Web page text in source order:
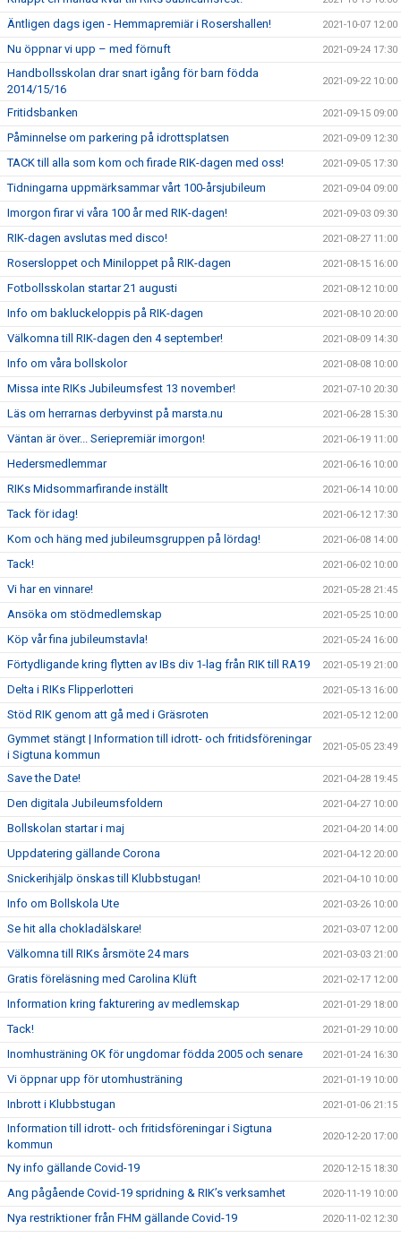
Äntligen dags igen - Hemmapremiär i Rosershallen! 2021-10-07 12:00
Nu öppnar vi upp – med förnuft 2021-09-24 17:30
Handbollsskolan drar snart igång för barn födda
2014/15/16
2021-09-22 10:00
Fritidsbanken 2021-09-15 09:00
Påminnelse om parkering på idrottsplatsen 2021-09-09 12:30
TACK till alla som kom och firade RIK-dagen med oss! 2021-09-05 17:30
Tidningarna uppmärksammar vårt 100-årsjubileum 2021-09-04 09:00
Imorgon firar vi våra 100 år med RIK-dagen! 2021-09-03 09:30
RIK-dagen avslutas med disco! 2021-08-27 11:00
Rosersloppet och Miniloppet på RIK-dagen 2021-08-15 16:00
Fotbollsskolan startar 21 augusti 2021-08-12 10:00
Info om bakluckeloppis på RIK-dagen 2021-08-10 20:00
Välkomna till RIK-dagen den 4 september! 2021-08-09 14:30
Info om våra bollskolor 2021-08-08 10:00
Missa inte RIKs Jubileumsfest 13 november! 2021-07-10 20:30
Läs om herrarnas derbyvinst på marsta.nu 2021-06-28 15:30
Väntan är över... Seriepremiär imorgon! 2021-06-19 11:00
Hedersmedlemmar 2021-06-16 10:00
RIKs Midsommarfirande inställt 2021-06-14 10:00
Tack för idag! 2021-06-12 17:30
Kom och häng med jubileumsgruppen på lördag! 2021-06-08 14:00
Tack! 2021-06-02 10:00
Vi har en vinnare! 2021-05-28 21:45
Ansöka om stödmedlemskap 2021-05-25 10:00
Köp vår fina jubileumstavla! 2021-05-24 16:00
Förtydligande kring flytten av IBs div 1-lag från RIK till RA19 2021-05-19 21:00
Delta i RIKs Flipperlotteri 2021-05-13 16:00
Stöd RIK genom att gå med i Gräsroten 2021-05-12 12:00
Gymmet stängt | Information till idrott- och fritidsföreningar
i Sigtuna kommun
2021-05-05 23:49
Save the Date! 2021-04-28 19:45
Den digitala Jubileumsfoldern 2021-04-27 10:00
Bollskolan startar i maj 2021-04-20 14:00
Uppdatering gällande Corona 2021-04-12 20:00
Snickerihjälp önskas till Klubbstugan! 2021-04-10 10:00
Info om Bollskola Ute 2021-03-26 10:00
Se hit alla chokladälskare! 2021-03-07 12:00
Välkomna till RIKs årsmöte 24 mars 2021-03-03 21:00
Gratis föreläsning med Carolina Klüft 2021-02-17 12:00
Information kring fakturering av medlemskap 2021-01-29 18:00
Tack! 2021-01-29 10:00
Inomhusträning OK för ungdomar födda 2005 och senare 2021-01-24 16:30
Vi öppnar upp för utomhusträning 2021-01-19 10:00
Inbrott i Klubbstugan 2021-01-06 21:15
Information till idrott- och fritidsföreningar i Sigtuna
kommun
2020-12-20 17:00
Ny info gällande Covid-19 2020-12-15 18:30
Ang pågående Covid-19 spridning & RIK’s verksamhet 2020-11-19 10:00
Nya restriktioner från FHM gällande Covid-19 2020-11-02 12:30